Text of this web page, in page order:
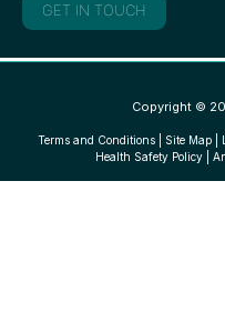
GET IN TOUCH
Copyright ©
Terms and Conditions| Site Map|
Health Safety Policy|